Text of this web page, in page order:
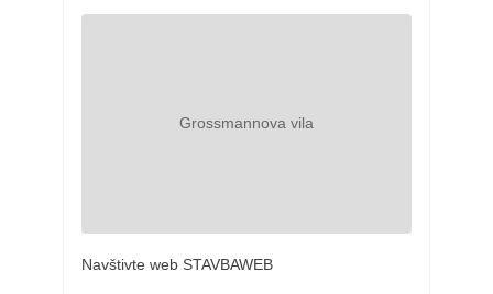
Navštivte web STAVBAWEB